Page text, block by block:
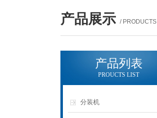
产品展示 / PRODUCTS
产品列表
PROUCTS LIST
分装机